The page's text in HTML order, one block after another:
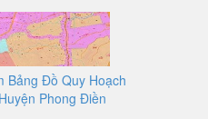
Bảng Đồ Quy Hoạch
Huyện Phong Điền